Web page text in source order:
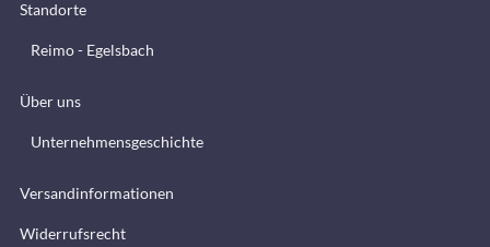
Standorte
Reimo - Egelsbach
Über uns
Unternehmensgeschichte
Versandinformationen
Widerrufsrecht